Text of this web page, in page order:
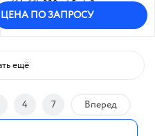
(64-66), 330 +/-5 г/м2
ЦЕНА ПО ЗАПРОСУ
ещё
4 7 Вперед